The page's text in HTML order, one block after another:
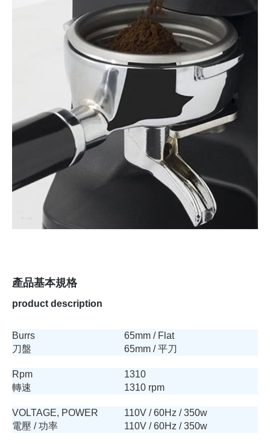
產品基本規格
product description
Burrs
刀盤
65mm / Flat
65mm / 平刀
Rpm
轉速
1310
1310 rpm
VOLTAGE, POWER
電壓 / 功率
110V / 60Hz / 350w
110V / 60Hz / 350w